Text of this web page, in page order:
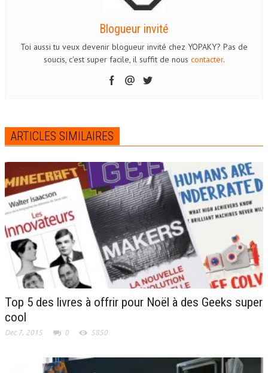
Blogueur invité
Toi aussi tu veux devenir blogueur invité chez YOPAKY? Pas de
soucis, c'est super facile, il suffit de nous contacter.
ARTICLES SIMILAIRES
Top 5 des livres à offrir pour Noël à des Geeks super
cool
Dec 7, 2015 0 5850